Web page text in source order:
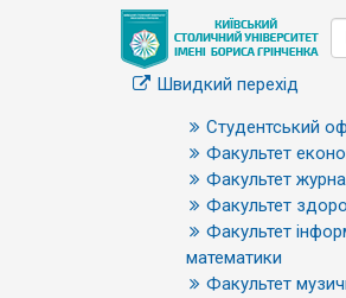
Швидкий перехід
Студентський
Факультет
Факультет
Факультет
Факультет
математики
Факультет